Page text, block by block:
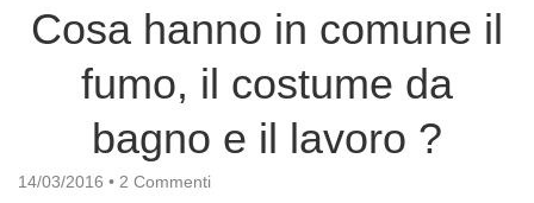
Cosa hanno in comune il
fumo, il costume da
bagno e il lavoro ?
14/03/2016 • 2 Commenti